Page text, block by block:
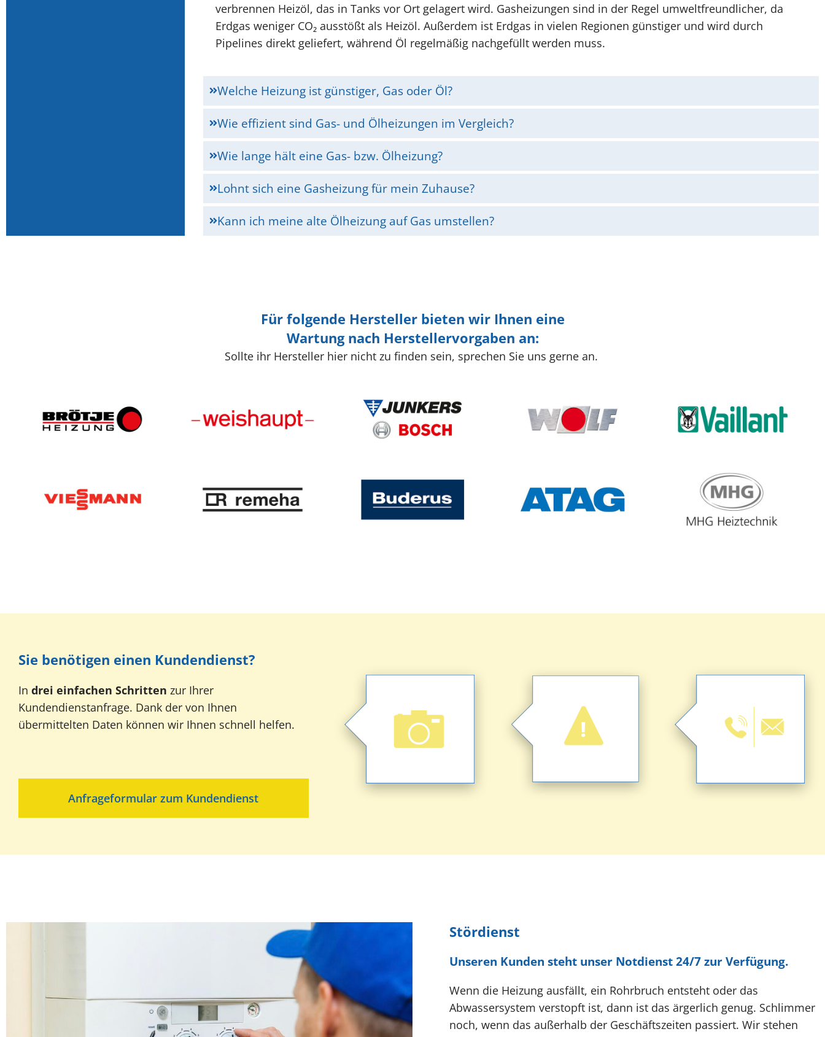
verbrennen Heizöl, das in Tanks vor Ort gelagert wird. Gasheizungen sind in der Regel umweltfreundlicher, da
Erdgas weniger CO₂ ausstößt als Heizöl. Außerdem ist Erdgas in vielen Regionen günstiger und wird durch
Pipelines direkt geliefert, während Öl regelmäßig nachgefüllt werden muss.
Welche Heizung ist günstiger, Gas oder Öl?
Wie effizient sind Gas- und Ölheizungen im Vergleich?
Wie lange hält eine Gas- bzw. Ölheizung?
Lohnt sich eine Gasheizung für mein Zuhause?
Kann ich meine alte Ölheizung auf Gas umstellen?
Für folgende Hersteller bieten wir Ihnen eine
Wartung nach Herstellervorgaben an:
Sollte ihr Hersteller hier nicht zu finden sein, sprechen Sie uns gerne an.
Sie benötigen einen Kundendienst?
In drei einfachen Schritten zur Ihrer
Kundendienstanfrage. Dank der von Ihnen
übermittelten Daten können wir Ihnen schnell helfen.
Anfrageformular zum Kundendienst
Fotos hochladen
Heizung sowie dem
Hersteller-Typenschild auf
und laden Sie die Bilder
Geben Sie eine kurze und
möglichst präzise
Beschreibung des
Kontakt
kontaktiert werden
möchten. Wir setzten
uns dann mit Ihnen in
Stördienst
Unseren Kunden steht unser Notdienst 24/7 zur Verfügung.
Wenn die Heizung ausfällt, ein Rohrbruch entsteht oder das
Abwassersystem verstopft ist, dann ist das ärgerlich genug. Schlimmer
noch, wenn das außerhalb der Geschäftszeiten passiert. Wir stehen